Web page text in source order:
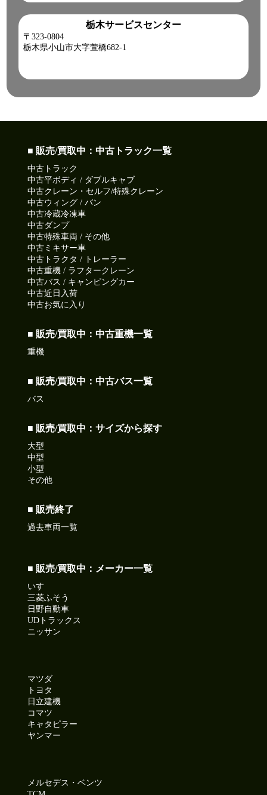
栃木サービスセンター
〒323-0804
栃木県小山市大字萱橋682-1
■ 販売/買取中：中古トラック一覧
中古トラック
中古平ボディ / ダブルキャブ
中古クレーン・セルフ/特殊クレーン
中古ウィング / バン
中古冷蔵冷凍車
中古ダンプ
中古特殊車両 / その他
中古ミキサー車
中古トラクタ / トレーラー
中古重機 / ラフタークレーン
中古バス / キャンピングカー
中古近日入荷
中古お気に入り
■ 販売/買取中：中古重機一覧
重機
■ 販売/買取中：中古バス一覧
バス
■ 販売/買取中：サイズから探す
大型
中型
小型
その他
■ 販売終了
過去車両一覧
■ 販売/買取中：メーカー一覧
いすゞ
三菱ふそう
日野自動車
UDトラックス
ニッサン
マツダ
トヨタ
日立建機
コマツ
キャタピラー
ヤンマー
メルセデス・ベンツ